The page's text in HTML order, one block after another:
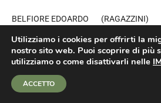
BELFIORE EDOARDO
ZIMBILI FRANCESCO (RAGAZZINI)
Utilizziamo i cookies per offrirti la
nostro sito web. Puoi scoprire di più
utilizziamo o come disattivarli nelle
ACCETTO